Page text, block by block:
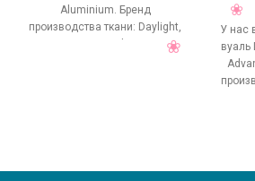
Aluminium. Бренд
производства ткани: Daylight,
коллекция Crystal, основной
У нас
вуаль